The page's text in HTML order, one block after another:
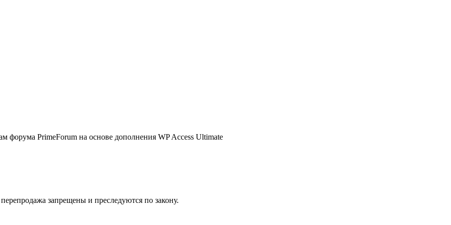
форума PrimeForum на основе дополнения WP Access Ultimate
запрещены и преследуются по закону.